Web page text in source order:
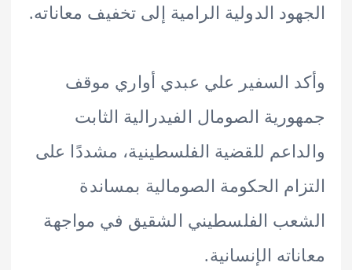
الدولية الرامية إلى تخفيف معاناته.
السفير علي عبدي أواري موقف
الصومال الفيدرالية الثابت
للقضية الفلسطينية، مشددًا على
الحكومة الصومالية بمساندة
الفلسطيني الشقيق في مواجهة
الإنسانية.